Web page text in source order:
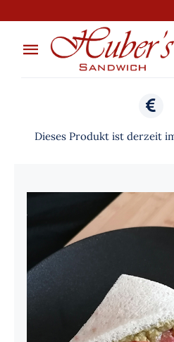
springen
Toggle
Anfragen
Kontakt
Dieses Produkt ist derzeit